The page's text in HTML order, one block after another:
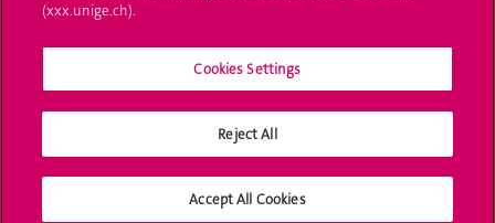
Bibliothèque
Calendrier académique
Médias sociaux UNIGE
(xxx.unige.ch).
Cookies Settings
Reject All
Accept All Cookies